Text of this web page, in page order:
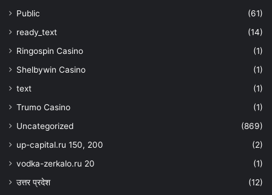
Public
(61)
ready_text
(14)
Ringospin Casino
(1)
Shelbywin Casino
(1)
text
(1)
Trumo Casino
(1)
Uncategorized
(869)
up-capital.ru 150, 200
(2)
vodka-zerkalo.ru 20
(1)
उत्तर प्रदेश
(12)